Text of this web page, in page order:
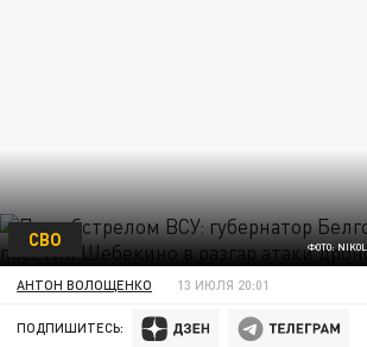
ФОТО:
СВО
АНТОН ВОЛОЩЕНКО 13 ИЮЛЯ 20:01
ПОДПИШИТЕСЬ: